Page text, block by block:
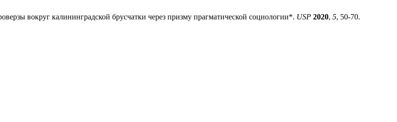
вокруг калининградской брусчатки через призму прагматической социологии*. USP 2020, 5, 50-70.